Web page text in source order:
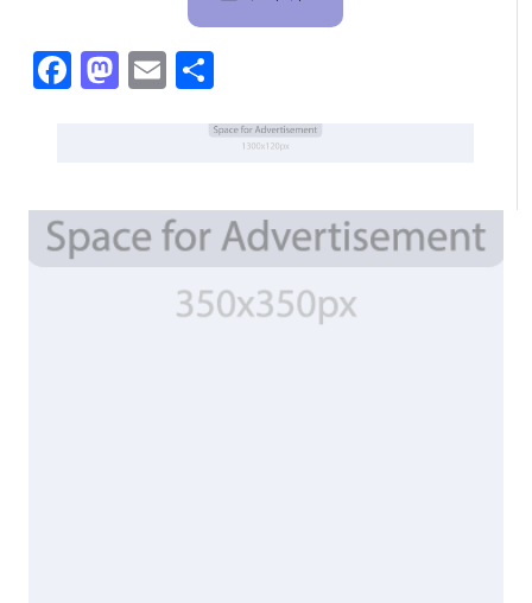
Facebook
Mastodon
Email